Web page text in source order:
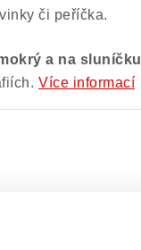
či peříčka.
a na sluníčku
Více informací